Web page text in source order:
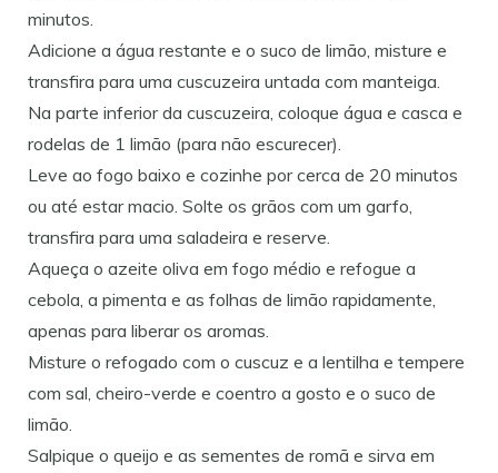
minutos.
Adicione a água restante e o suco de limão, misture e
transfira para uma cuscuzeira untada com manteiga.
Na parte inferior da cuscuzeira, coloque água e casca e
rodelas de 1 limão (para não escurecer).
Leve ao fogo baixo e cozinhe por cerca de 20 minutos
ou até estar macio. Solte os grãos com um garfo,
transfira para uma saladeira e reserve.
Aqueça o azeite oliva em fogo médio e refogue a
cebola, a pimenta e as folhas de limão rapidamente,
apenas para liberar os aromas.
Misture o refogado com o cuscuz e a lentilha e tempere
com sal, cheiro-verde e coentro a gosto e o suco de
limão.
Salpique o queijo e as sementes de romã e sirva em